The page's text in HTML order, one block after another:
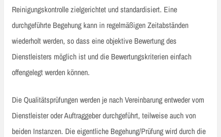
Reinigungskontrolle zielgerichtet und standardisiert. Eine
durchgeführte Begehung kann in regelmäßigen Zeitabständen
wiederholt werden, so dass eine objektive Bewertung des
Dienstleisters möglich ist und die Bewertungskriterien einfach
offengelegt werden können.
Die Qualitätsprüfungen werden je nach Vereinbarung entweder vom
Dienstleister oder Auftraggeber durchgeführt, teilweise auch von
beiden Instanzen. Die eigentliche Begehung/Prüfung wird durch die